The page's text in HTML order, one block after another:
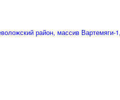
район, массив